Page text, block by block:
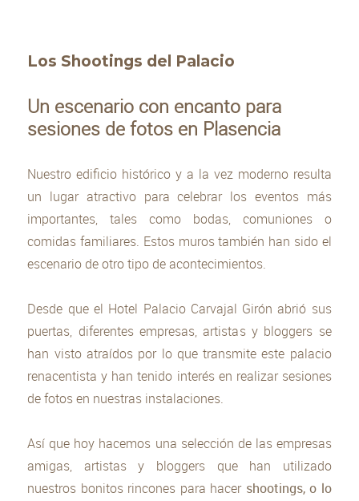
Los Shootings del Palacio
Un escenario con encanto para
sesiones de fotos en Plasencia
Nuestro edificio histórico y a la vez moderno resulta
un lugar atractivo para celebrar los eventos más
importantes, tales como bodas, comuniones o
comidas familiares. Estos muros también han sido el
escenario de otro tipo de acontecimientos.
Desde que el Hotel Palacio Carvajal Girón abrió sus
puertas, diferentes empresas, artistas y bloggers se
han visto atraídos por lo que transmite este palacio
renacentista y han tenido interés en realizar sesiones
de fotos en nuestras instalaciones.
Así que hoy hacemos una selección de las empresas
amigas, artistas y bloggers que han utilizado
nuestros bonitos rincones para hacer shootings, o lo